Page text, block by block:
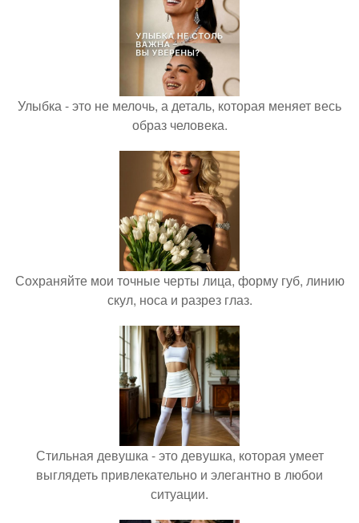
Улыбка - это не мелочь, а деталь, которая меняет весь
образ человека.
Сохраняйте мои точные черты лица, форму губ, линию
скул, носа и разрез глаз.
Стильная девушка - это девушка, которая умеет
выглядеть привлекательно и элегантно в любои
ситуации.